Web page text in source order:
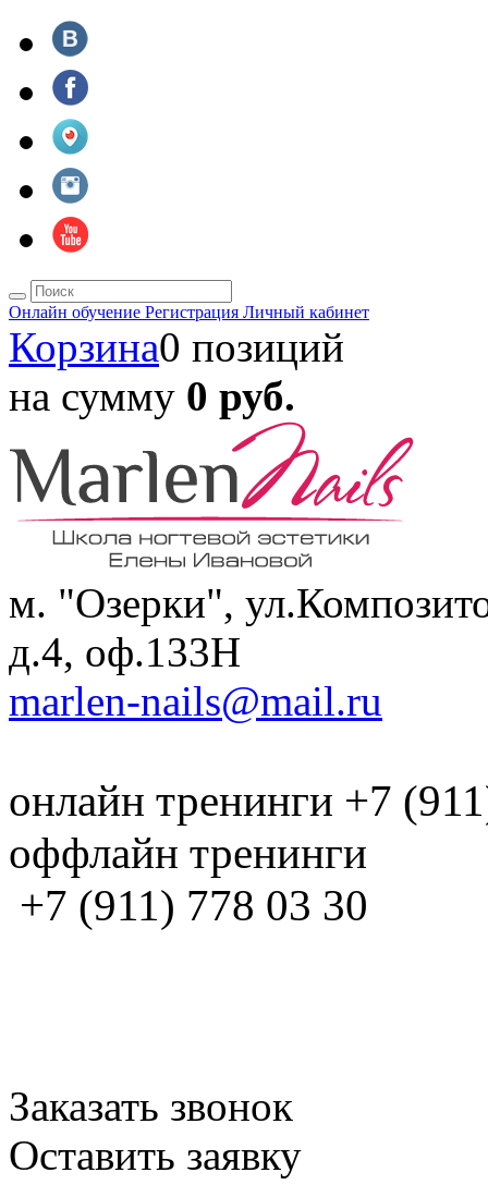
Онлайн обучение Регистрация Личный кабинет
Корзина0 позиций
на сумму 0 руб.
м. "Озерки",
д.4, оф.133H
marlen-nails@mail.ru
онлайн тренинги +7
оффлайн тренинги
+7 (911) 778 03 30
Заказать звонок
Оставить заявку